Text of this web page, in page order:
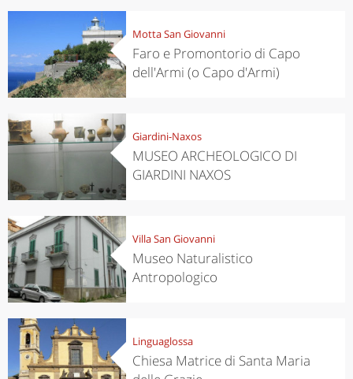
Motta San Giovanni
Faro e Promontorio di Capo
dell'Armi (o Capo d'Armi)
Giardini-Naxos
MUSEO ARCHEOLOGICO DI
GIARDINI NAXOS
Villa San Giovanni
Museo Naturalistico
Antropologico
Linguaglossa
Chiesa Matrice di Santa Maria